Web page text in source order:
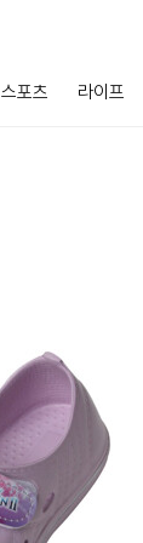
스포츠 라이프